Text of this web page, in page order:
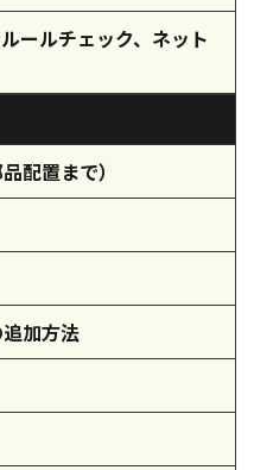
ールチェック、ネット
配置まで）
加方法